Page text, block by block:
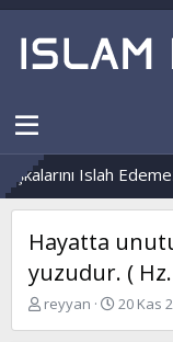
Islah Edemez...
Hayatta
yuzudur. (
K
reyyan
B
20 Kas